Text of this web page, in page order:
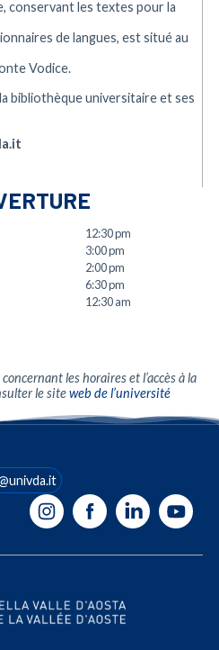
conservant les textes pour la
de langues, est situé au
Vodice.
bibliothèque universitaire et ses
12:30 pm
3:00 pm
2:00 pm
6:30 pm
12:30 am
les horaires et l’accès à la
le siteweb de l’université